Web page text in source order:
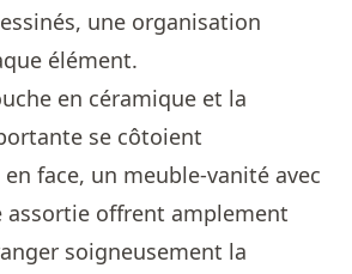
une organisation
élément.
en céramique et la
se côtoient
face, un meuble-vanité avec
assortie offrent amplement
soigneusement la